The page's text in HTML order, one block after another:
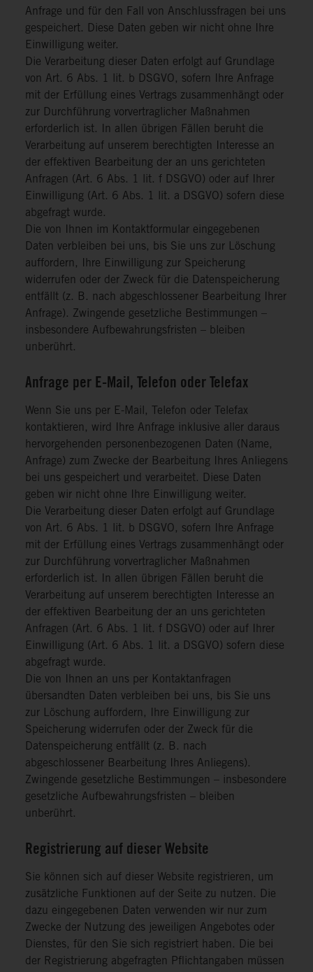
Anfrage und für den Fall von Anschlussfragen bei uns
gespeichert. Diese Daten geben wir nicht ohne Ihre
Einwilligung weiter.
Die Verarbeitung dieser Daten erfolgt auf Grundlage
von Art. 6 Abs. 1 lit. b DSGVO, sofern Ihre Anfrage
mit der Erfüllung eines Vertrags zusammenhängt oder
zur Durchführung vorvertraglicher Maßnahmen
erforderlich ist. In allen übrigen Fällen beruht die
Verarbeitung auf unserem berechtigten Interesse an
der effektiven Bearbeitung der an uns gerichteten
Anfragen (Art. 6 Abs. 1 lit. f DSGVO) oder auf Ihrer
Einwilligung (Art. 6 Abs. 1 lit. a DSGVO) sofern diese
abgefragt wurde.
Die von Ihnen im Kontaktformular eingegebenen
Daten verbleiben bei uns, bis Sie uns zur Löschung
auffordern, Ihre Einwilligung zur Speicherung
widerrufen oder der Zweck für die Datenspeicherung
entfällt (z. B. nach abgeschlossener Bearbeitung Ihrer
Anfrage). Zwingende gesetzliche Bestimmungen –
insbesondere Aufbewahrungsfristen – bleiben
unberührt.
Anfrage per E-Mail, Telefon oder Telefax
Wenn Sie uns per E-Mail, Telefon oder Telefax
kontaktieren, wird Ihre Anfrage inklusive aller daraus
hervorgehenden personenbezogenen Daten (Name,
Anfrage) zum Zwecke der Bearbeitung Ihres Anliegens
bei uns gespeichert und verarbeitet. Diese Daten
geben wir nicht ohne Ihre Einwilligung weiter.
Die Verarbeitung dieser Daten erfolgt auf Grundlage
von Art. 6 Abs. 1 lit. b DSGVO, sofern Ihre Anfrage
mit der Erfüllung eines Vertrags zusammenhängt oder
zur Durchführung vorvertraglicher Maßnahmen
erforderlich ist. In allen übrigen Fällen beruht die
Verarbeitung auf unserem berechtigten Interesse an
der effektiven Bearbeitung der an uns gerichteten
Anfragen (Art. 6 Abs. 1 lit. f DSGVO) oder auf Ihrer
Einwilligung (Art. 6 Abs. 1 lit. a DSGVO) sofern diese
abgefragt wurde.
Die von Ihnen an uns per Kontaktanfragen
übersandten Daten verbleiben bei uns, bis Sie uns
zur Löschung auffordern, Ihre Einwilligung zur
Speicherung widerrufen oder der Zweck für die
Datenspeicherung entfällt (z. B. nach
abgeschlossener Bearbeitung Ihres Anliegens).
Zwingende gesetzliche Bestimmungen – insbesondere
gesetzliche Aufbewahrungsfristen – bleiben
unberührt.
Registrierung auf dieser Website
Sie können sich auf dieser Website registrieren, um
zusätzliche Funktionen auf der Seite zu nutzen. Die
dazu eingegebenen Daten verwenden wir nur zum
Zwecke der Nutzung des jeweiligen Angebotes oder
Dienstes, für den Sie sich registriert haben. Die bei
der Registrierung abgefragten Pflichtangaben müssen